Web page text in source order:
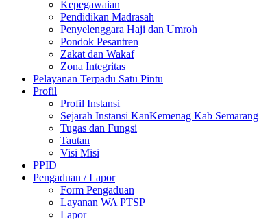
Kepegawaian
Pendidikan Madrasah
Penyelenggara Haji dan Umroh
Pondok Pesantren
Zakat dan Wakaf
Zona Integritas
Pelayanan Terpadu Satu Pintu
Profil
Profil Instansi
Sejarah Instansi KanKemenag Kab Semarang
Tugas dan Fungsi
Tautan
Visi Misi
PPID
Pengaduan / Lapor
Form Pengaduan
Layanan WA PTSP
Lapor